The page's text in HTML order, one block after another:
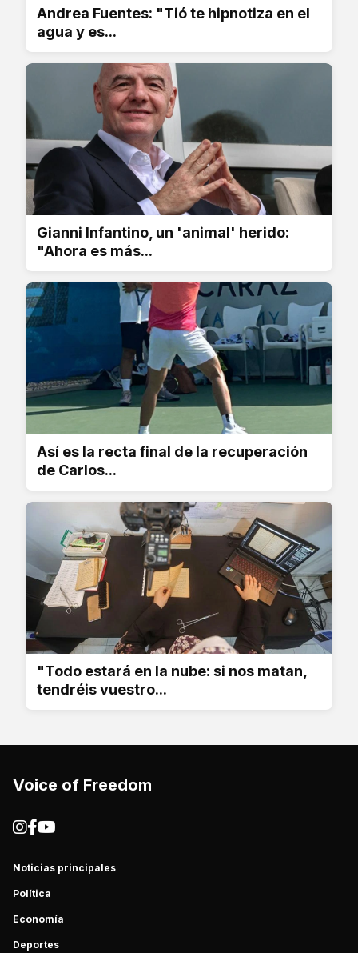
Andrea Fuentes: "Tió te hipnotiza en el
agua y es...
Gianni Infantino, un 'animal' herido:
"Ahora es más...
Así es la recta final de la recuperación
de Carlos...
"Todo estará en la nube: si nos matan,
tendréis vuestro...
Voice of Freedom
Noticias principales
Política
Economía
Deportes